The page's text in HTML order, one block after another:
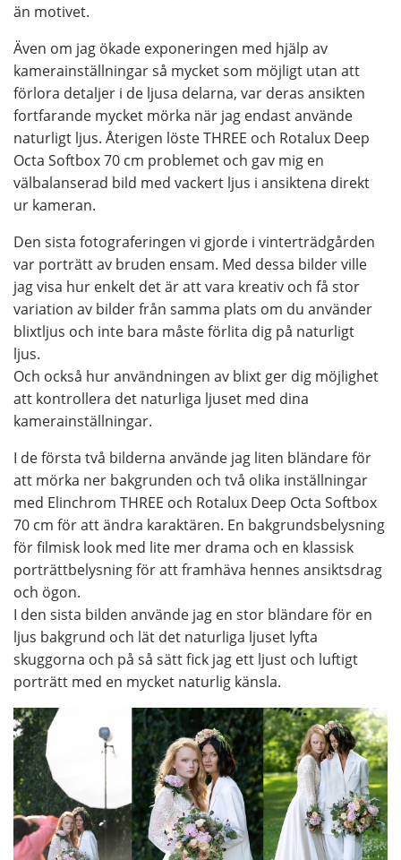
än motivet.
Även om jag ökade exponeringen med hjälp av
kamerainställningar så mycket som möjligt utan att
förlora detaljer i de ljusa delarna, var deras ansikten
fortfarande mycket mörka när jag endast använde
naturligt ljus. Återigen löste THREE och Rotalux Deep
Octa Softbox 70 cm problemet och gav mig en
välbalanserad bild med vackert ljus i ansiktena direkt
ur kameran.
Den sista fotograferingen vi gjorde i vinterträdgården
var porträtt av bruden ensam. Med dessa bilder ville
jag visa hur enkelt det är att vara kreativ och få stor
variation av bilder från samma plats om du använder
blixtljus och inte bara måste förlita dig på naturligt
ljus.
Och också hur användningen av blixt ger dig möjlighet
att kontrollera det naturliga ljuset med dina
kamerainställningar.
I de första två bilderna använde jag liten bländare för
att mörka ner bakgrunden och två olika inställningar
med Elinchrom THREE och Rotalux Deep Octa Softbox
70 cm för att ändra karaktären. En bakgrundsbelysning
för filmisk look med lite mer drama och en klassisk
porträttbelysning för att framhäva hennes ansiktsdrag
och ögon.
I den sista bilden använde jag en stor bländare för en
ljus bakgrund och lät det naturliga ljuset lyfta
skuggorna och på så sätt fick jag ett ljust och luftigt
porträtt med en mycket naturlig känsla.